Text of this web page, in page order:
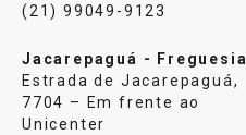
(21) 99049-9123
Jacarepaguá - Freguesia
Estrada de Jacarepaguá,
7704 – Em frente ao
Unicenter